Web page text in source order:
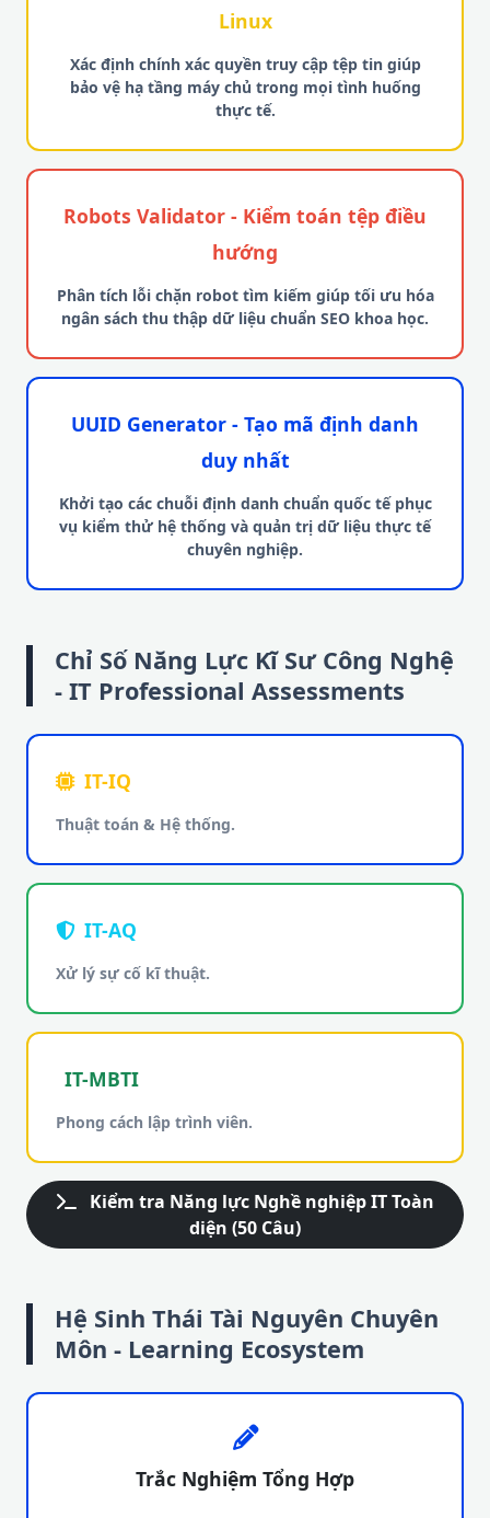
Linux
Xác định chính xác quyền truy cập tệp tin giúp
bảo vệ hạ tầng máy chủ trong mọi tình huống
thực tế.
Robots Validator - Kiểm toán tệp điều
hướng
Phân tích lỗi chặn robot tìm kiếm giúp tối ưu hóa
ngân sách thu thập dữ liệu chuẩn SEO khoa học.
UUID Generator - Tạo mã định danh
duy nhất
Khởi tạo các chuỗi định danh chuẩn quốc tế phục
vụ kiểm thử hệ thống và quản trị dữ liệu thực tế
chuyên nghiệp.
Chỉ Số Năng Lực Kĩ Sư Công Nghệ
- IT Professional Assessments
IT-IQ
Thuật toán & Hệ thống.
IT-AQ
Xử lý sự cố kĩ thuật.
IT-MBTI
Phong cách lập trình viên.
Kiểm tra Năng lực Nghề nghiệp IT Toàn
diện (50 Câu)
Hệ Sinh Thái Tài Nguyên Chuyên
Môn - Learning Ecosystem
Trắc Nghiệm Tổng Hợp